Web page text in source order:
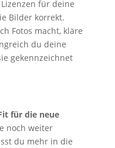
für deine
Bilder korrekt.
Fotos macht, kläre
du deine
gekennzeichnet
für die neue
noch weiter
du mehr in die